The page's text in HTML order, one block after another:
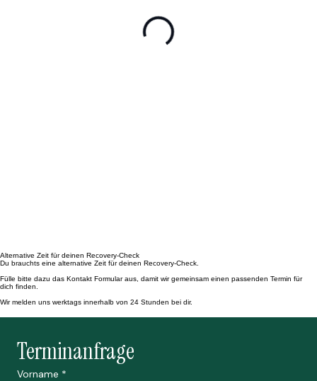
Alternative Zeit für deinen Recovery-Check
Du brauchts eine alternative Zeit für deinen Recovery-Check.
Fülle bitte dazu das Kontakt Formular aus, damit wir gemeinsam einen passenden Termin für
dich finden.
Wir melden uns werktags innerhalb von 24 Stunden bei dir.
Terminanfrage
Vorname *